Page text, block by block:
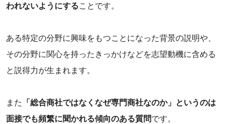
われないようにすることです。
ある特定の分野に興味をもつことになった背景の説明や、
その分野に関心を持ったきっかけなどを志望動機に含める
と説得力が生まれます。
また
「総合商社ではなくなぜ専門商社なのか」というのは
面接でも頻繁に聞かれる傾向のある質問です。